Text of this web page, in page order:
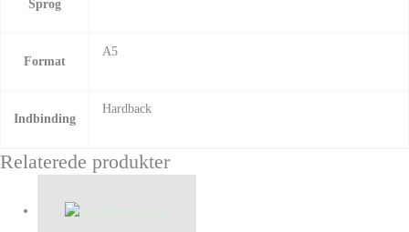
Sprog
Format
A5
Indbinding
Hardback
Relaterede produkter